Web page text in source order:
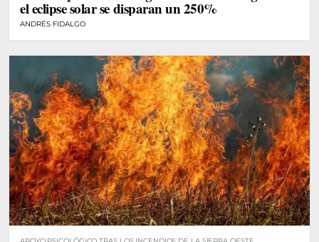
el eclipse solar se disparan un 250%
ANDRÉS FIDALGO